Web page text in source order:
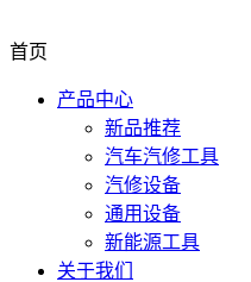
首页
产品中心
新品推荐
汽车汽修工具
汽修设备
通用设备
新能源工具
关于我们